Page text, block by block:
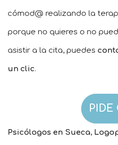
cómod@ realizando la
porque no quieres o no
asistir a la cita, puedes
un clic.
PIDE
Psicólogos en Sueca,